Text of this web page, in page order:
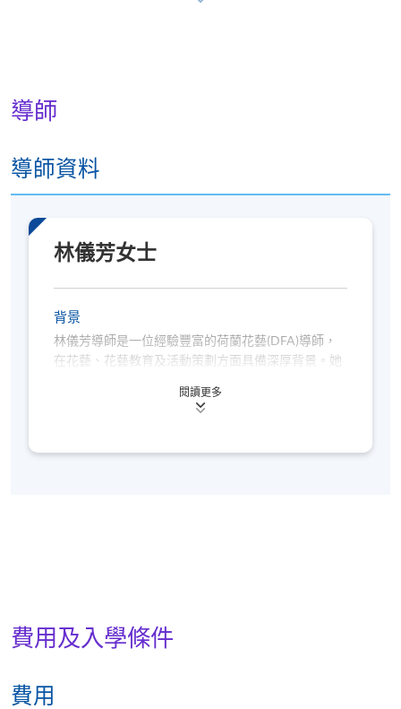
Workshop on European Bridal Floral Decorations
報名代碼
2375-2405NW
開課日期
時間
6:45pm - 9:45pm
Chee Avenue, Kowloon Tong, Kowloon
現時接受報名
每講3小時
導師
導師資料
林儀芳女士
背景
林儀芳導師是一位經驗豐富的荷蘭花藝(DFA)導師，
在花藝、花藝教育及活動策劃方面具備深厚背景。她
Bloemist Winkeliers(VBW)頒授的荷蘭花藝證書、
歐花藝專業學院(Institut de Artflor) 及日本 Universal
閱讀更多
費用及入學條件
費用